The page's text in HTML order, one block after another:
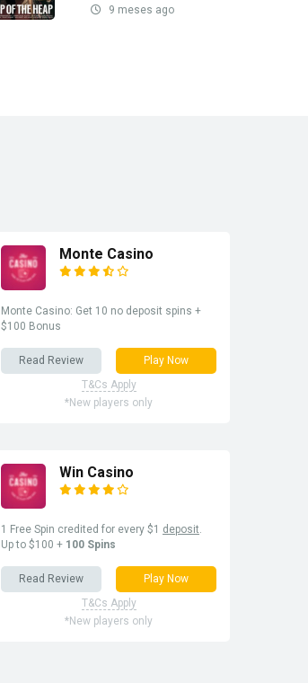
9 meses ago
Monte Casino
Monte Casino: Get 10 no deposit spins +
$100 Bonus
Read Review
Play Now
T&Cs Apply
*New players only
Win Casino
1 Free Spin credited for every $1 deposit
Up to $100 + 100 Spins
Read Review
Play Now
T&Cs Apply
*New players only